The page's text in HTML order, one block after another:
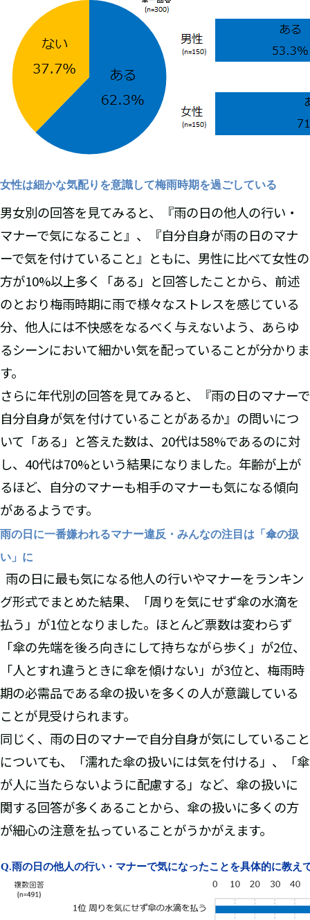
女性は細かな気配りを意識して梅雨時期を過ごしている
男女別の回答を見てみると、『雨の日の他人の行い・
マナーで気になること』、『自分自身が雨の日のマナ
ーで気を付けていること』ともに、男性に比べて女性の
方が10%以上多く「ある」と回答したことから、前述
のとおり梅雨時期に雨で様々なストレスを感じている
分、他人には不快感をなるべく与えないよう、あらゆ
るシーンにおいて細かい気を配っていることが分かりま
す。
さらに年代別の回答を見てみると、『雨の日のマナーで
自分自身が気を付けていることがあるか』の問いにつ
いて「ある」と答えた数は、20代は58%であるのに対
し、40代は70%という結果になりました。年齢が上が
るほど、自分のマナーも相手のマナーも気になる傾向
があるようです。
雨の日に一番嫌われるマナー違反・みんなの注目は「傘の扱
い」に
雨の日に最も気になる他人の行いやマナーをランキン
グ形式でまとめた結果、「周りを気にせず傘の水滴を
払う」が1位となりました。ほとんど票数は変わらず
「傘の先端を後ろ向きにして持ちながら歩く」が2位、
「人とすれ違うときに傘を傾けない」が3位と、梅雨時
期の必需品である傘の扱いを多くの人が意識している
ことが見受けられます。
同じく、雨の日のマナーで自分自身が気にしていること
についても、「濡れた傘の扱いには気を付ける」、「傘
が人に当たらないように配慮する」など、傘の扱いに
関する回答が多くあることから、傘の扱いに多くの方
が細心の注意を払っていることがうかがえます。
Q.雨の日の他人の行い・マナーで気になったことを具体的に教え